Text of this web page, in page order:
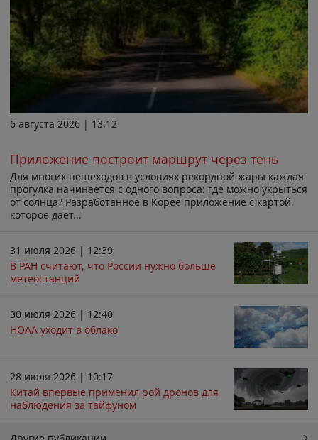
6 августа 2026 | 13:12
Приложение построит маршрут через тень
Для многих пешеходов в условиях рекордной жары каждая
прогулка начинается с одного вопроса: где можно укрыться
от солнца? Разработанное в Корее приложение с картой,
которое даёт...
31 июля 2026 | 12:39
В РАН считают, что России нужно больше
метеостанций
30 июля 2026 | 12:40
НОАА уходит в облако
28 июля 2026 | 10:17
Китай впервые применил рой дронов для
наблюдения за тайфуном